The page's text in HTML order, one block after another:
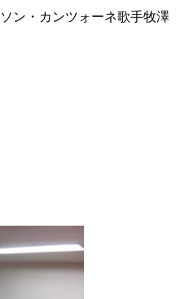
ン・カンツォーネ歌手牧澤